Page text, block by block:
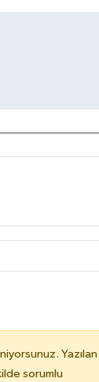
Yazılan
sorumlu